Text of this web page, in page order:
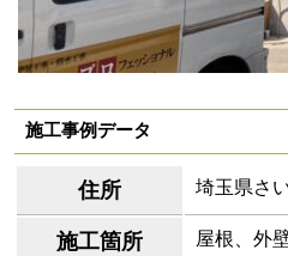
施工事例データ
住所 埼玉県さ
施工箇所 屋根、外